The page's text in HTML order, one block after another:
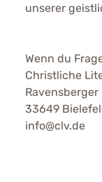
unserer
Wenn du
Christliche
Ravensberger
33649
info@clv.de